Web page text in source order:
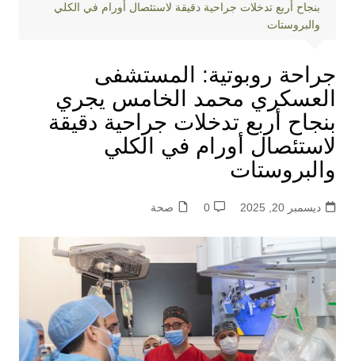
بنجاح أربع تدخلات جراحية دقيقة لاستئصال أورام في الكلي
والبروستات
جراحة روبوتية: المستشفى
العسكري محمد الخامس يجري
بنجاح أربع تدخلات جراحية دقيقة
لاستئصال أورام في الكلي
والبروستات
ديسمبر 20, 2025 0 صحة